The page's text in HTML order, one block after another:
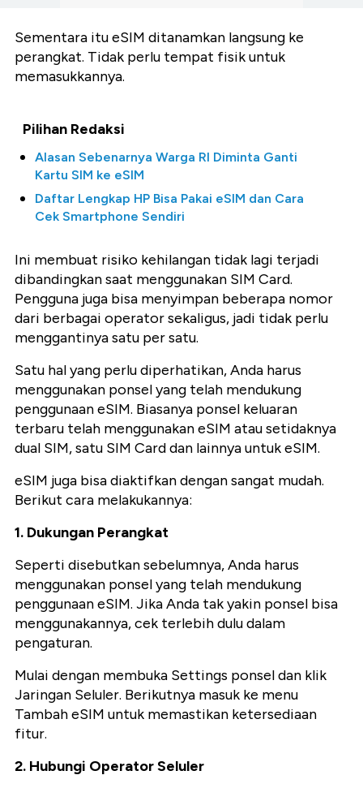
Sementara itu eSIM ditanamkan langsung ke
perangkat. Tidak perlu tempat fisik untuk
memasukkannya.
Pilihan Redaksi
Alasan Sebenarnya Warga RI Diminta Ganti
Kartu SIM ke eSIM
Daftar Lengkap HP Bisa Pakai eSIM dan Cara
Cek Smartphone Sendiri
Ini membuat risiko kehilangan tidak lagi terjadi
dibandingkan saat menggunakan SIM Card.
Pengguna juga bisa menyimpan beberapa nomor
dari berbagai operator sekaligus, jadi tidak perlu
menggantinya satu per satu.
Satu hal yang perlu diperhatikan, Anda harus
menggunakan ponsel yang telah mendukung
penggunaan eSIM. Biasanya ponsel keluaran
terbaru telah menggunakan eSIM atau setidaknya
dual SIM, satu SIM Card dan lainnya untuk eSIM.
eSIM juga bisa diaktifkan dengan sangat mudah.
Berikut cara melakukannya:
1. Dukungan Perangkat
Seperti disebutkan sebelumnya, Anda harus
menggunakan ponsel yang telah mendukung
penggunaan eSIM. Jika Anda tak yakin ponsel bisa
menggunakannya, cek terlebih dulu dalam
pengaturan.
Mulai dengan membuka Settings ponsel dan klik
Jaringan Seluler. Berikutnya masuk ke menu
Tambah eSIM untuk memastikan ketersediaan
fitur.
2. Hubungi Operator Seluler